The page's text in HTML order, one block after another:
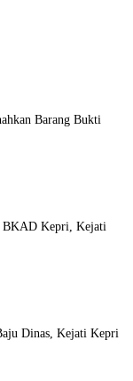
Barang Bukti
BKAD Kepri, Kejati
Dinas, Kejati Kepri